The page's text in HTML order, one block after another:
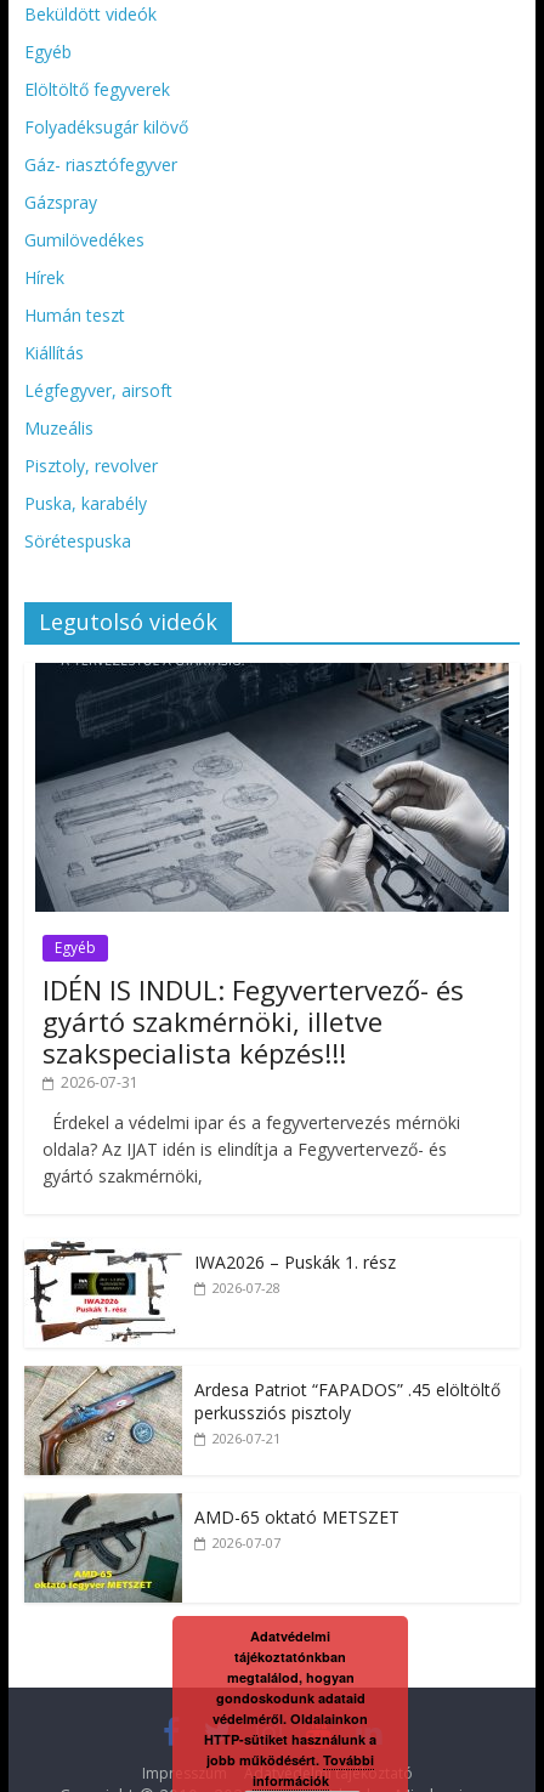
Beküldött videók
Egyéb
Elöltöltő fegyverek
Folyadéksugár kilövő
Gáz- riasztófegyver
Gázspray
Gumilövedékes
Hírek
Humán teszt
Kiállítás
Légfegyver, airsoft
Muzeális
Pisztoly, revolver
Puska, karabély
Sörétespuska
Legutolsó videók
Egyéb
IDÉN IS INDUL: Fegyvertervező- és
gyártó szakmérnöki, illetve
szakspecialista képzés!!!
2026-07-31
Érdekel a védelmi ipar és a fegyvertervezés mérnöki
oldala? Az IJAT idén is elindítja a Fegyvertervező- és
gyártó szakmérnöki,
IWA2026 – Puskák 1. rész
2026-07-28
Ardesa Patriot “FAPADOS” .45 elöltöltő
perkussziós pisztoly
2026-07-21
AMD-65 oktató METSZET
2026-07-07
Impresszum Adatvédelmi tájékoztató
Adatvédelmi
tájékoztatónkban
megtalálod, hogyan
gondoskodunk adataid
védelméről. Oldalainkon
HTTP-sütiket használunk a
jobb működésért. További
információk